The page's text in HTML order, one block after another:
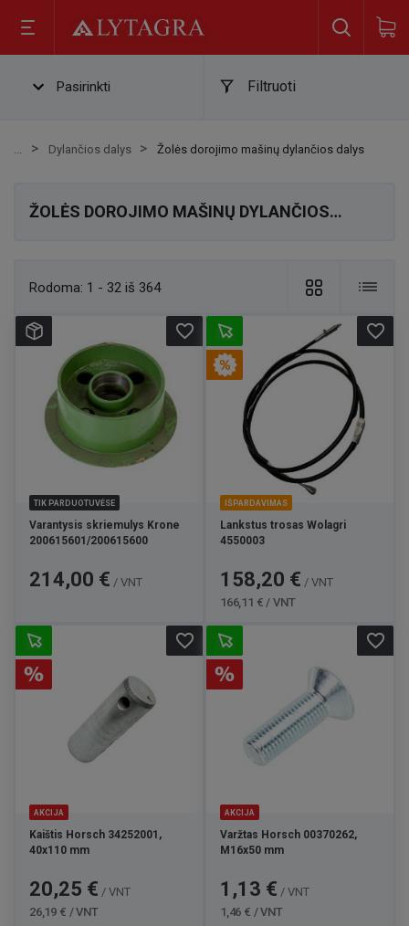
Pasirinkti Filtruoti
Dylančios dalys Žolės dorojimo mašinų dylančios dalys
ŽOLĖS DOROJIMO MAŠINŲ DYLANČIOS
Rodoma: 1 - 32 iš 364
TIK PARDUOTUVĖSE
Varantysis skriemulys Krone
200615601/200615600
Kaina
214,00 € / VNT
favorite_border
IŠPARDAVIMAS
Lankstus trosas Wolagri
4550003
Kaina
158,20 € / VNT
166,11 € / VNT
favorite_border
AKCIJA
Kaištis Horsch 34252001,
40x110 mm
Kaina
20,25 € / VNT
26,19 € / VNT
favorite_border
AKCIJA
Varžtas Horsch 00370262,
M16x50 mm
Kaina
1,13 € / VNT
1,46 € / VNT
favorite_border